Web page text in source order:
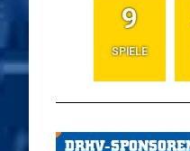
9
SPIELE
DRHV-